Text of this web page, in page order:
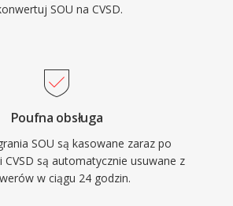
SOU na CVSD.
Poufna obsługa
SOU są kasowane zaraz po
CVSD są automatycznie usuwane z
w ciągu 24 godzin.